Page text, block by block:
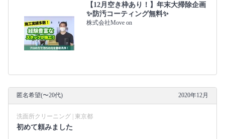
【12月空き枠あり！】年末大掃除企画
✨防汚コーティング無料✨
株式会社Move on
匿名希望(〜20代) 2020年12月
洗面所クリーニング | 東京都
初めて頼みました